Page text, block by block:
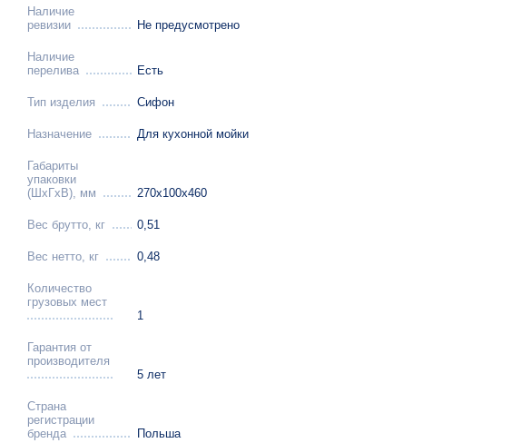
Наличие
ревизии
Не предусмотрено
Наличие
перелива
Есть
Тип изделия Сифон
Назначение Для кухонной мойки
Габариты
упаковки
(ШхГхВ), мм
270х100х460
Вес брутто, кг 0,51
Вес нетто, кг 0,48
Количество
грузовых мест
1
Гарантия от
производителя
5 лет
Страна
регистрации
бренда
Польша